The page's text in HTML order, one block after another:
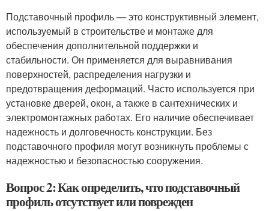
Подставочный профиль — это конструктивный элемент,
используемый в строительстве и монтаже для
обеспечения дополнительной поддержки и
стабильности. Он применяется для выравнивания
поверхностей, распределения нагрузки и
предотвращения деформаций. Часто используется при
установке дверей, окон, а также в сантехнических и
электромонтажных работах. Его наличие обеспечивает
надежность и долговечность конструкции. Без
подставочного профиля могут возникнуть проблемы с
надежностью и безопасностью сооружения.
Вопрос 2: Как определить, что подставочный
профиль отсутствует или поврежден